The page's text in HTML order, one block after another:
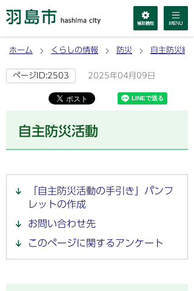
ホーム くらしの情報 防災 自主防災組織
ページID:2503 2025年04月09日
自主防災活動
「自主防災活動の手引き」パンフ
レットの作成
お問い合わせ先
このページに関するアンケート